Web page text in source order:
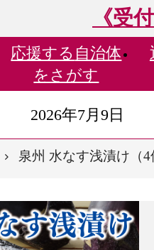
《受
応援する 自治体
をさがす
2026年7月9日
泉州 水なす浅漬け（